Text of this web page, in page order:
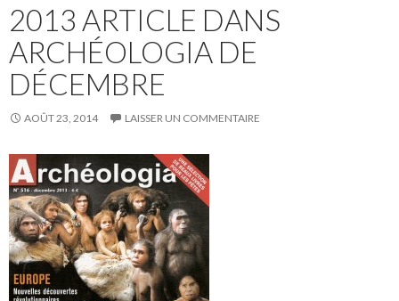
2013 ARTICLE DANS
ARCHÉOLOGIA DE
DÉCEMBRE
AOÛT 23, 2014 LAISSER UN COMMENTAIRE